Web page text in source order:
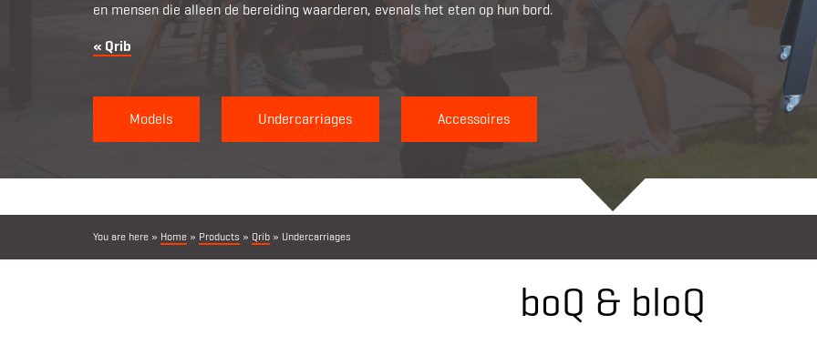
en mensen die alleen de bereiding waarderen, evenals het eten op hun bord.
« Qrib
Models Undercarriages Accessoires
You are here » Home » Products » Qrib » Undercarriages
boQ & bloQ